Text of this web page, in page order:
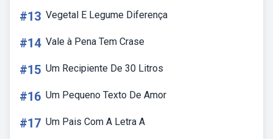
#13 Vegetal E Legume Diferença
#14 Vale à Pena Tem Crase
#15 Um Recipiente De 30 Litros
#16 Um Pequeno Texto De Amor
#17 Um Pais Com A Letra A